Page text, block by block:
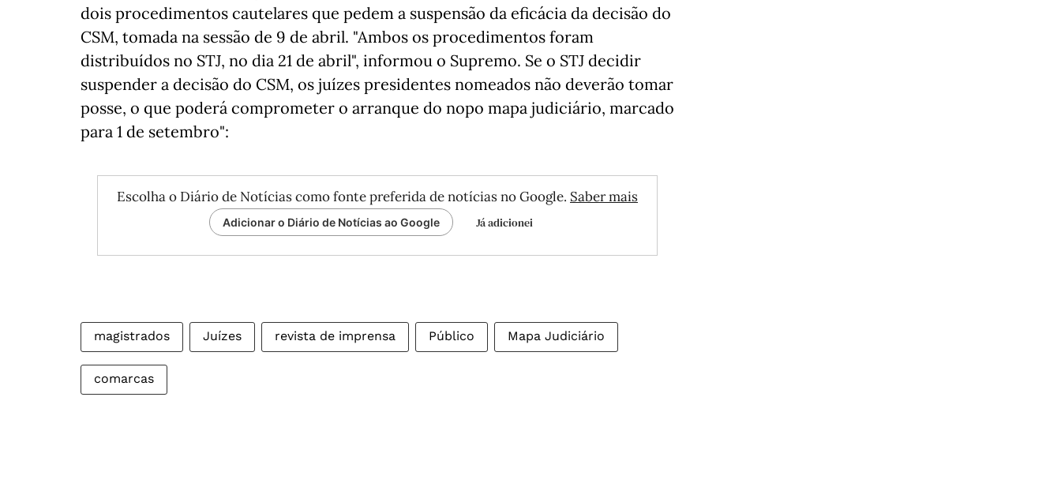
dois procedimentos cautelares que pedem a suspensão da eficácia da decisão do
CSM, tomada na sessão de 9 de abril. "Ambos os procedimentos foram
distribuídos no STJ, no dia 21 de abril", informou o Supremo. Se o STJ decidir
suspender a decisão do CSM, os juízes presidentes nomeados não deverão tomar
posse, o que poderá comprometer o arranque do nopo mapa judiciário, marcado
para 1 de setembro":
Escolha o Diário de Notícias como fonte preferida de notícias no Google. Saber mais
Adicionar o Diário de Notícias ao Google Já adicionei
magistrados Juízes revista de imprensa Público Mapa Judiciário
comarcas